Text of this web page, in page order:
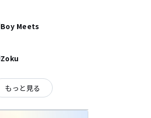
Boy Meets
Zoku
もっと見る